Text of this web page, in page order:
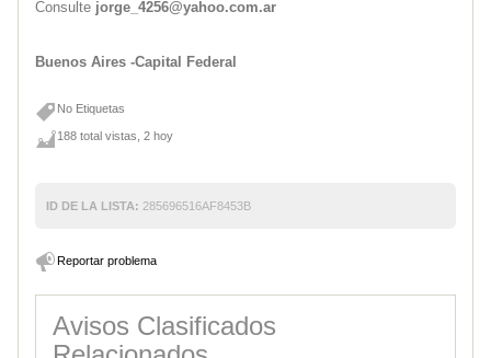
Consulte jorge_4256@yahoo.com.ar
Buenos Aires -Capital Federal
No Etiquetas
188 total vistas, 2 hoy
ID DE LA LISTA: 285696516AF8453B
Reportar problema
Avisos Clasificados